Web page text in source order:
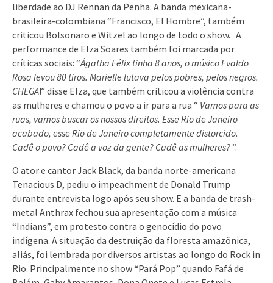
liberdade ao DJ Rennan da Penha. A banda mexicana-
brasileira-colombiana “Francisco, El Hombre”, também
criticou Bolsonaro e Witzel ao longo de todo o show. A
performance de Elza Soares também foi marcada por
críticas sociais: “Ágatha Félix tinha 8 anos, o músico Evaldo
Rosa levou 80 tiros. Marielle lutava pelos pobres, pelos negros.
CHEGA!” disse Elza, que também criticou a violência contra
as mulheres e chamou o povo a ir para a rua “ Vamos para as
ruas, vamos buscar os nossos direitos. Esse Rio de Janeiro
acabado, esse Rio de Janeiro completamente distorcido.
Cadê o povo? Cadê a voz da gente? Cadê as mulheres?”.
O ator e cantor Jack Black, da banda norte-americana
Tenacious D, pediu o impeachment de Donald Trump
durante entrevista logo após seu show. E a banda de trash-
metal Anthrax fechou sua apresentação com a música
“Indians”, em protesto contra o genocídio do povo
indígena. A situação da destruição da floresta amazônica,
aliás, foi lembrada por diversos artistas ao longo do Rock in
Rio. Principalmente no show “Pará Pop” quando Fafá de